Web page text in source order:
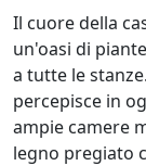
Il cuore della
un'oasi di
a tutte le
percepisce in
ampie camere
legno pregiato